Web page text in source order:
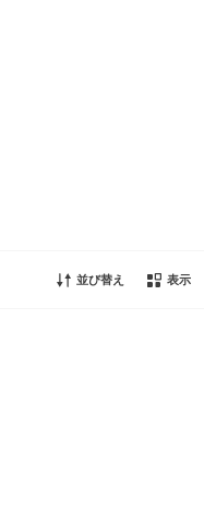
並び替え 表示